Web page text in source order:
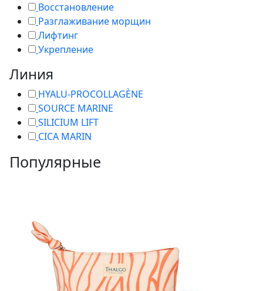
Восстановление
Разглаживание морщин
Лифтинг
Укрепление
Линия
HYALU-PROCOLLAGÈNE
SOURCE MARINE
SILICIUM LIFT
СICA MARIN
Популярные